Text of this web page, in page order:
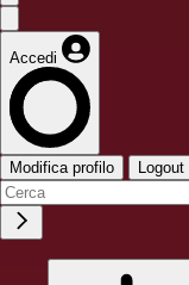
Accedi
Modifica profilo Logout